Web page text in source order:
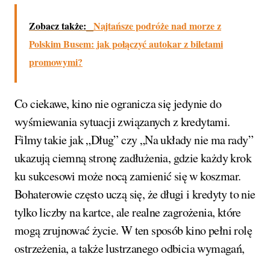
Zobacz także: Najtańsze podróże nad morze z
Polskim Busem: jak połączyć autokar z biletami
promowymi?
Co ciekawe, kino nie ogranicza się jedynie do
wyśmiewania sytuacji związanych z kredytami.
Filmy takie jak „Dług” czy „Na układy nie ma rady”
ukazują ciemną stronę zadłużenia, gdzie każdy krok
ku sukcesowi może nocą zamienić się w koszmar.
Bohaterowie często uczą się, że długi i kredyty to nie
tylko liczby na kartce, ale realne zagrożenia, które
mogą zrujnować życie. W ten sposób kino pełni rolę
ostrzeżenia, a także lustrzanego odbicia wymagań,